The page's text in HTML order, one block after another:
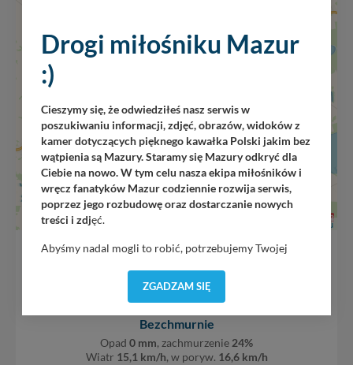
Mazury24.eu
22oC
Bezchmurnie
Opad 0 mm, zachmurzenie 24%
Wiatr 15,1 km/h, w poryw. 16,6 km/h
Drogi miłośniku Mazur
:)
Cieszymy się, że odwiedziłeś nasz serwis w
poszukiwaniu informacji, zdjęć, obrazów, widoków z
kamer dotyczących pięknego kawałka Polski jakim bez
wątpienia są Mazury. Staramy się Mazury odkryć dla
Ciebie na nowo. W tym celu nasza ekipa miłośników i
wręcz fanatyków Mazur codziennie rozwija serwis,
poprzez jego rozbudowę oraz dostarczanie nowych
treści i zdjęć.
Abyśmy nadal mogli to robić, potrzebujemy Twojej
dostosować do Twoich preferencji. Twoje dane (w tym
pliki cookies) będą zapisywane w celu usprawnienia
wyszukania, ulubione miejsca, logowania, itp).
Bezpieczeństwo Twoich danych jest dla nas
priorytetowe, bez poinformowania Ciebie nie będziemy
ZGADZAM SIĘ